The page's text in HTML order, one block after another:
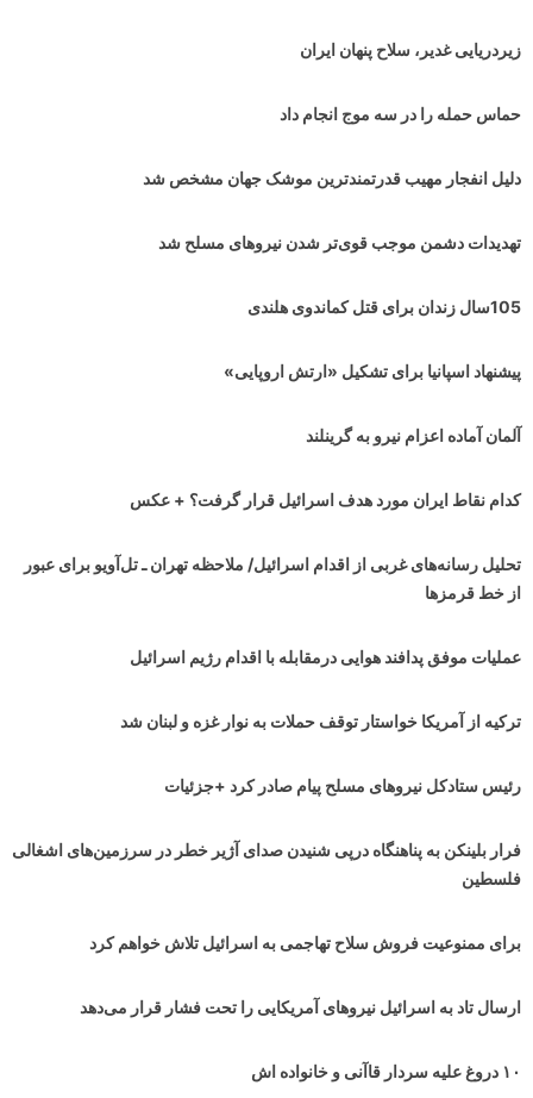
زیردریایی غدیر، سلاح پنهان ایران
حماس حمله را در سه موج انجام داد
دلیل انفجار مهیب قدرتمندترین موشک جهان مشخص شد
تهدیدات دشمن موجب قوی‌تر شدن نیروهای مسلح شد
105سال زندان برای قتل کماندوی هلندی
پیشنهاد اسپانیا برای تشکیل «ارتش اروپایی»
آلمان آماده اعزام نیرو به گرینلند
کدام نقاط ایران مورد هدف اسرائیل قرار گرفت؟ + عکس
تحلیل رسانه‌های غربی از اقدام اسرائیل/ ملاحظه تهران ـ تل‌آویو برای عبور
از خط قرمزها
عملیات موفق پدافند هوایی درمقابله با اقدام رژیم اسرائیل
ترکیه از آمریکا خواستار توقف حملات به نوار غزه و لبنان شد
رئیس ستادکل نیروهای مسلح پیام صادر کرد +جزئیات
فرار بلینکن به پناهنگاه درپی شنیدن صدای آژیر خطر در سرزمین‌های اشغالی
فلسطین
برای ممنوعیت فروش سلاح تهاجمی به اسرائیل تلاش خواهم کرد
ارسال تاد به اسرائیل نیروهای آمریکایی را تحت فشار قرار می‌دهد
۱۰ دروغ علیه سردار قاآنی و خانواده اش